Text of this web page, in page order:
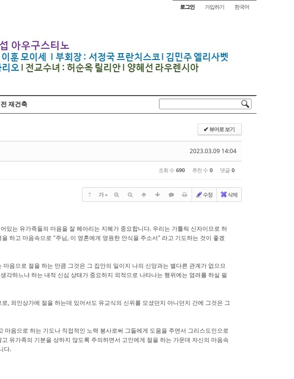
로그인 가입하기 한국어
재건축
✔뷰어로 보기
2023.03.09 14:04
조회 수 690 추천 수 0 댓글 0
? 가 수정 삭제
는 유가족들의 마음을 잘 헤아리는 지혜가 중요합니다. 우리는 가톨릭 신자이므로 하
하고 마음속으로 "주님, 이 영혼에게 영원한 안식을 주소서" 라고 기도하는 것이 좋겠
음으로 절을 하는 만큼 그것은 그 집안의 일이지 나의 신앙과는 별다른 관계가 없으므
각하느냐 하는 내적 신심 상태가 중요하지 외적으로 나타나는 행위에는 염려를 하실 필
, 외인상가에 절을 하는데 있어서도 유교식의 신위를 모셨던지 아니던지 간에 그것은 그
음으로 하는 기도나 직접적인 노력 봉사로써 그들에게 도움을 주면서 그리스도인으로
유가족의 기분을 상하지 않도록 주의하면서 고인에게 절을 하는 가운데 자신의 마음속
다.